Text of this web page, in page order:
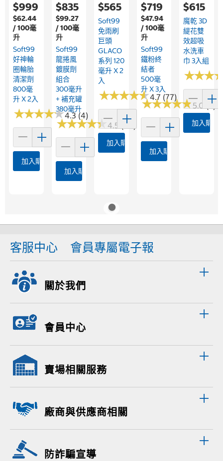
$999
$62.44
/ 100毫
升
Soft99
好神輪
圈輪胎
清潔劑
800毫
升 X 2入
★★★★★
★★★★★4.3 (4)
加入購物車
$835
$99.27
/ 100毫
升
Soft99
龍捲風
鍍膜劑
組合
300毫升
+ 補充罐
380毫升
★★★★★
★★★★★4.5 (46)
加入購物車
$565
Soft99
免雨刷
巨頭
GLACO
系列 120
毫升 X 2
入
★★★★★
★★★★★4.7 (77)
加入購物車
$719
$47.94
/ 100毫
升
Soft99
鐵粉終
結者
500毫
升 X 3入
★★★★★
★★★★★5.0 (3)
加入購物車
$615
魔乾 3D
緹花雙
效超吸
水洗車
巾 3入組
★★★
★★★
加入購物
客服中心 會員專屬電子報
關於我們
會員中心
賣場相關服務
廠商與供應商相關
防詐騙宣導